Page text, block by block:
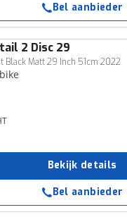
Bel aanbieder
2 Disc 29
Black Matt 29 Inch 51cm 2022
Bekijk details
Bel aanbieder